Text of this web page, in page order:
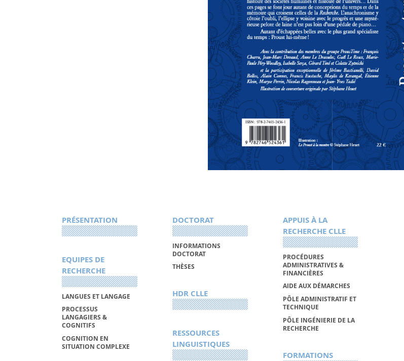
PRÉSENTATION
EQUIPES DE
RECHERCHE
LANGUES ET LANGAGE
PROCESSUS
LANGAGIERS &
COGNITIFS
COGNITION EN
SITUATION COMPLEXE
DOCTORAT
INFORMATIONS
DOCTORAT
THÈSES
HDR CLLE
RESSOURCES
LINGUISTIQUES
APPUIS À LA
RECHERCHE CLLE
PROCÉDURES
ADMINISTRATIVES &
FINANCIÈRES
AIDE AUX DÉMARCHES
PÔLE ADMINISTRATIF ET
TECHNIQUE
PÔLE INGÉNIERIE DE LA
RECHERCHE
FORMATIONS